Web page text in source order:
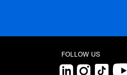
FOLLOW US
LinkedInInstagram
TikTok